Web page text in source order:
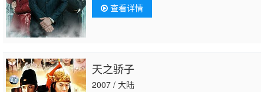
查看详情
天之骄子
2007 / 大陆